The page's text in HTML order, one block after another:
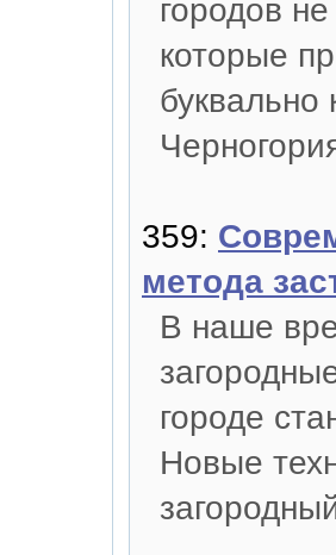
городов
которые
буквально
359:
метода
В наше
городе
Новые